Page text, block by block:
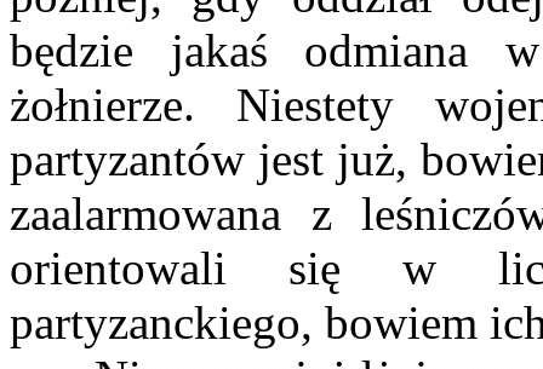
będzie jakaś odmiana
żołnierze. Niestety
partyzantów jest już,
zaalarmowana z
orientowali się w
partyzanckiego, bowiem